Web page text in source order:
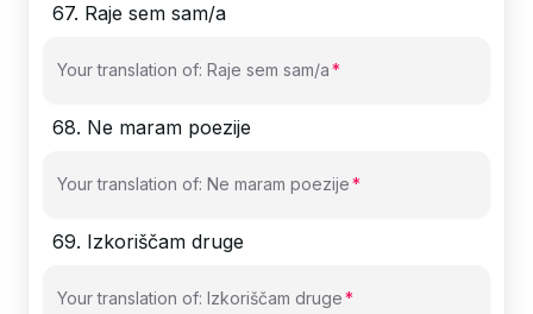
67. Raje sem sam/a
Your translation of: Raje sem sam/a
68. Ne maram poezije
Your translation of: Ne maram poezije
69. Izkoriščam druge
Your translation of: Izkoriščam druge